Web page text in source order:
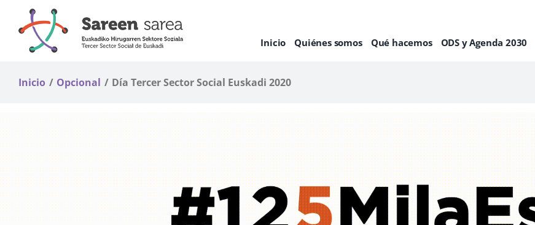
contenido
Inicio Quiénes somos Qué hacemos ODS y Agenda 2030
Inicio Opcional Día Tercer Sector Social Euskadi 2020